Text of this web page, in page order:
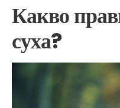
Какво
суха?